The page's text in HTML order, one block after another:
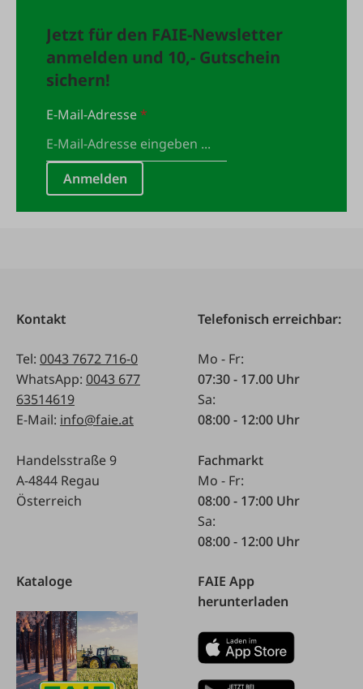
Jetzt für den FAIE-Newsletter
anmelden und 10,- Gutschein
sichern!
E-Mail-Adresse*
Anmelden
Kontakt
Tel: 0043 7672 716-0
WhatsApp: 0043 677
63514619
E-Mail: info@faie.at
Handelsstraße 9
A-4844 Regau
Österreich
Telefonisch erreichbar:
Mo - Fr:
07:30 - 17.00 Uhr
Sa:
08:00 - 12:00 Uhr
Fachmarkt
Mo - Fr:
08:00 - 17:00 Uhr
Sa:
08:00 - 12:00 Uhr
Kataloge
FAIE App
herunterladen